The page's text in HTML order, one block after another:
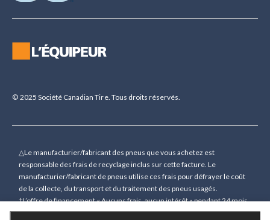
© 2025 Société Canadian Tire. Tous droits réservés.
△Le manufacturier/fabricant des pneus que vous achetez est
responsable des frais de recyclage inclus sur cette facture. Le
manufacturier/fabricant de pneus utilise ces frais pour défrayer le coût
de la collecte, du transport et du traitement des pneus usagés.
†L’offre de financement « Aucuns frais, aucun intérêt » pendant 24 mois
(sauf indication contraire) n’est accordée que sur demande sous